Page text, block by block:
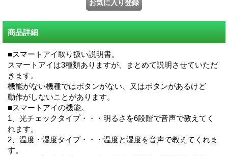
商品詳細
■スマートアイ取り扱い説明書。
スマートアイは3種類ありますが、まとめて説明させていただ
きます。
機能がない機種ではボタンがない、又はボタンがあるけど
動作がしないことがあります。
■スマートアイの機能。
1、光チェックタイプ・・・明るさを6段階で音声で教えてく
れます。
2、温度・湿度タイプ・・・温度と湿度を音声で教えてくれま
す。